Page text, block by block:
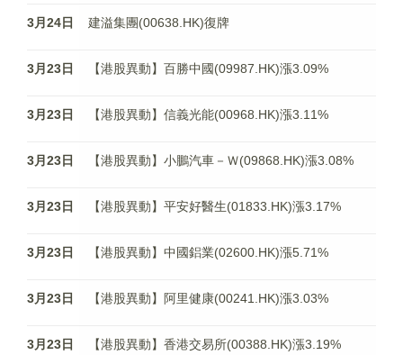
3月24日 建溢集團(00638.HK)復牌
3月23日 【港股異動】百勝中國(09987.HK)漲3.09%
3月23日 【港股異動】信義光能(00968.HK)漲3.11%
3月23日 【港股異動】小鵬汽車－Ｗ(09868.HK)漲3.08%
3月23日 【港股異動】平安好醫生(01833.HK)漲3.17%
3月23日 【港股異動】中國鋁業(02600.HK)漲5.71%
3月23日 【港股異動】阿里健康(00241.HK)漲3.03%
3月23日 【港股異動】香港交易所(00388.HK)漲3.19%